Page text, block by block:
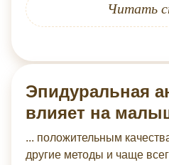
Читать
Эпидуральная
влияет на
... положительным
другие методы и чаще